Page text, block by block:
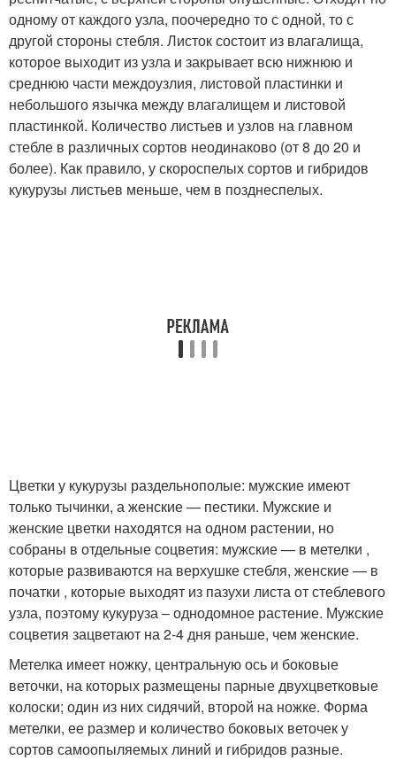
одному от каждого узла, поочередно то с одной, то с
другой стороны стебля. Листок состоит из влагалища,
которое выходит из узла и закрывает всю нижнюю и
среднюю части междоузлия, листовой пластинки и
небольшого язычка между влагалищем и листовой
пластинкой. Количество листьев и узлов на главном
стебле в различных сортов неодинаково (от 8 до 20 и
более). Как правило, у скороспелых сортов и гибридов
кукурузы листьев меньше, чем в позднеспелых.
Цветки у кукурузы раздельнополые: мужские имеют
только тычинки, а женские — пестики. Мужские и
женские цветки находятся на одном растении, но
собраны в отдельные соцветия: мужские — в метелки ,
которые развиваются на верхушке стебля, женские — в
початки , которые выходят из пазухи листа от стеблевого
узла, поэтому кукуруза – однодомное растение. Мужские
соцветия зацветают на 2-4 дня раньше, чем женские.
Метелка имеет ножку, центральную ось и боковые
веточки, на которых размещены парные двухцветковые
колоски; один из них сидячий, второй на ножке. Форма
метелки, ее размер и количество боковых веточек у
сортов самоопыляемых линий и гибридов разные.